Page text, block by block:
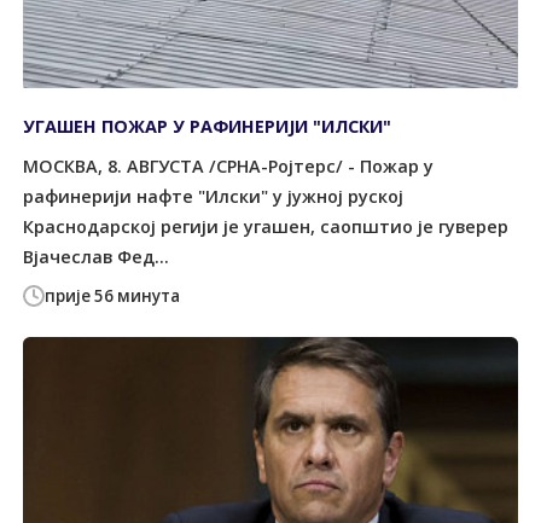
прије 56 минута
УГАШЕН ПОЖАР У РАФИНЕРИЈИ "ИЛСКИ"
МОСКВА, 8. АВГУСТА /СРНА-Ројтерс/ - Пожар у
рафинерији нафте "Илски" у јужној руској
Краснодарској регији је угашен, саопштио је гуверер
Вјачеслав Фед...